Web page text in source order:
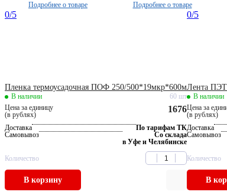
Подробнее о товаре Подробнее о товаре
0/5
Пленка термоусадочная ПОФ 250/500*19мкр*600м
В наличии
60 шт
Цена за единицу
(в рублях)
1676
Доставка
По тарифам ТК
Самовывоз
Со склада
в Уфе и Челябинске
Количество
В корзину
0/5
Лента
В наличии
Цена за
(в рублях)
Доставка
Самовывоз
Количество
В